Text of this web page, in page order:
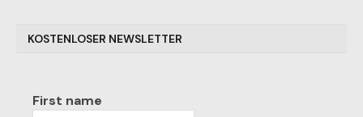
KOSTENLOSER NEWSLETTER
First name